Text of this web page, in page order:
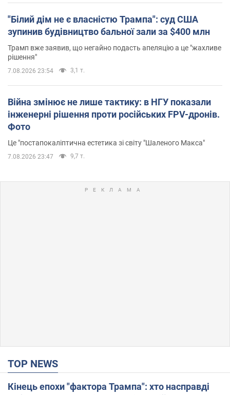
"Білий дім не є власністю Трампа": суд США
зупинив будівництво бальної зали за $400 млн
Трамп вже заявив, що негайно подасть апеляцію а це "жахливе
рішення"
7.08.2026 23:54 3,1 т.
Війна змінює не лише тактику: в НГУ показали
інженерні рішення проти російських FPV-дронів.
Фото
Це "постапокаліптична естетика зі світу "Шаленого Макса"
7.08.2026 23:47 9,7 т.
TOP NEWS
Кінець епохи "фактора Трампа": хто насправді